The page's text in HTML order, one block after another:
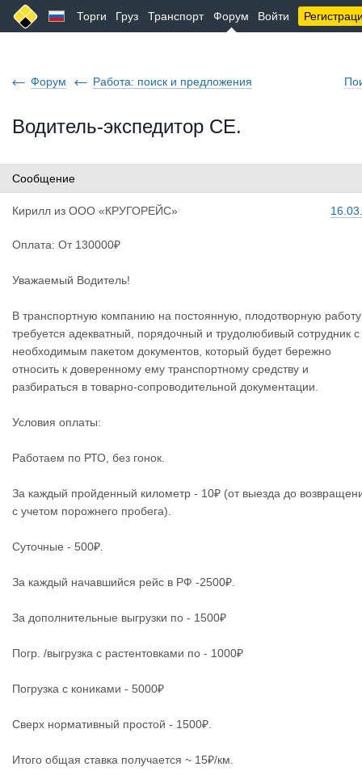
Торги Груз Транспорт Форум Войти
Форум Работа: поиск и предложения
Водитель-экспедитор СЕ.
Сообщение
Кирилл из ООО «КРУГОРЕЙС»
Оплата: От 130000₽
Уважаемый Водитель!
В транспортную компанию на постоянную, плодотворную работу
требуется адекватный, порядочный и трудолюбивый сотрудник с
необходимым пакетом документов, который будет бережно
относить к доверенному ему транспортному средству и
разбираться в товарно-сопроводительной документации.
Условия оплаты:
Работаем по РТО, без гонок.
За каждый пройденный километр - 10₽ (от выезда до
с учетом порожнего пробега).
Суточные - 500₽.
За каждый начавшийся рейс в РФ -2500₽.
За дополнительные выгрузки по - 1500₽
Погр. /выгрузка с растентовками по - 1000₽
Погрузка с кониками - 5000₽
Сверх нормативный простой - 1500₽.
Итого общая ставка получается ~ 15₽/км.